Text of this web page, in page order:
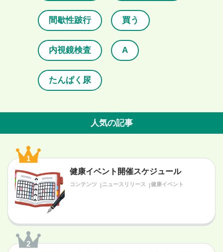
間歇性跛行 買う
内視鏡検査 A
たんぱく尿
人気の記事
1
健康イベント開催スケジュール
コンテンツ ニュースリリース 健康イベント
2